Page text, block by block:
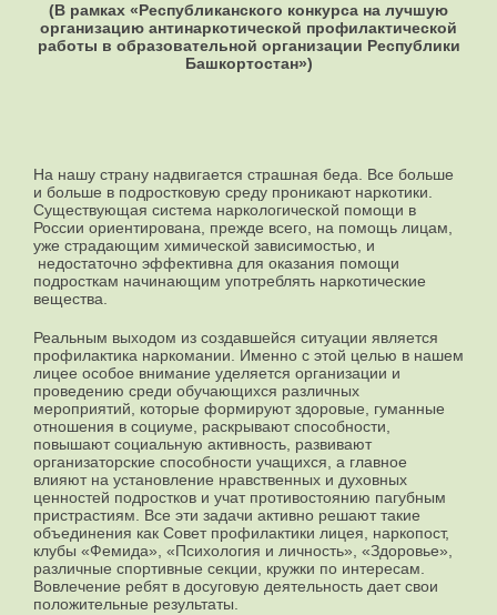
(В рамках «Республиканского конкурса на лучшую
организацию антинаркотической профилактической
работы в образовательной организации Республики
Башкортостан»)
На нашу страну надвигается страшная беда. Все больше
и больше в подростковую среду проникают наркотики.
Существующая система наркологической помощи в
России ориентирована, прежде всего, на помощь лицам,
уже страдающим химической зависимостью, и
недостаточно эффективна для оказания помощи
подросткам начинающим употреблять наркотические
вещества.
Реальным выходом из создавшейся ситуации является
профилактика наркомании. Именно с этой целью в нашем
лицее особое внимание уделяется организации и
проведению среди обучающихся различных
мероприятий, которые формируют здоровые, гуманные
отношения в социуме, раскрывают способности,
повышают социальную активность, развивают
организаторские способности учащихся, а главное
влияют на установление нравственных и духовных
ценностей подростков и учат противостоянию пагубным
пристрастиям. Все эти задачи активно решают такие
объединения как Совет профилактики лицея, наркопост,
клубы «Фемида», «Психология и личность», «Здоровье»,
различные спортивные секции, кружки по интересам.
Вовлечение ребят в досуговую деятельность дает свои
положительные результаты.